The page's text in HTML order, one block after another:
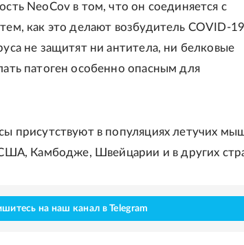
NeoCov в том, что он соединяется с
как это делают возбудитель COVID-
не защитят ни антитела, ни белковые
патоген особенно опасным для
присутствуют в популяциях летучих
Камбодже, Швейцарии и в других
на наш канал в Telegram